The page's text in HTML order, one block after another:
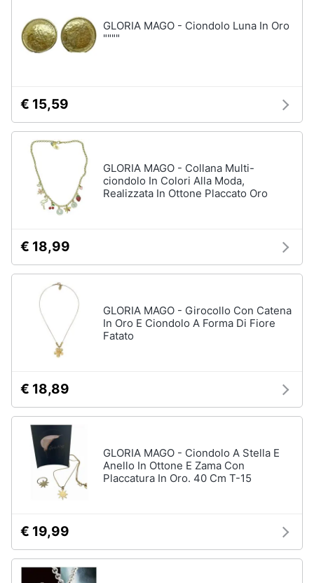
GLORIA MAGO - Ciondolo Luna In Oro
""""
€ 15,59
GLORIA MAGO - Collana Multi-
ciondolo In Colori Alla Moda,
Realizzata In Ottone Placcato Oro
€ 18,99
GLORIA MAGO - Girocollo Con Catena
In Oro E Ciondolo A Forma Di Fiore
Fatato
€ 18,89
GLORIA MAGO - Ciondolo A Stella E
Anello In Ottone E Zama Con
Placcatura In Oro. 40 Cm T-15
€ 19,99